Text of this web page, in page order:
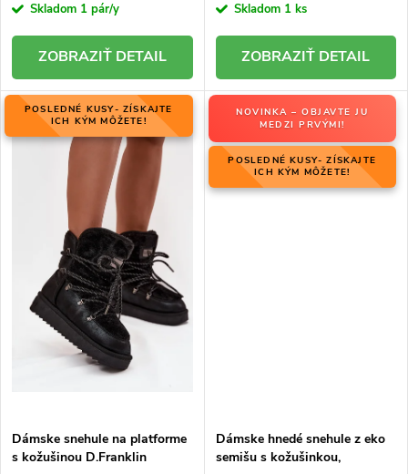
Skladom 1 pár/y
DETAIL
Skladom 1 ks
DETAIL
POSLEDNÉ KUSY- ZÍSKAJTE
ICH KÝM MÔŽETE!
Dámske snehule na platforme
s kožušinou D.Franklin
NOVINKA – OBJAVTE JU
MEDZI PRVÝMI!
POSLEDNÉ KUSY- ZÍSKAJTE
ICH KÝM MÔŽETE!
Dámske hnedé snehule z eko
semišu s kožušinkou,